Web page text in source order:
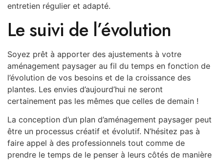
entretien régulier et adapté.
Le suivi de l’évolution
Soyez prêt à apporter des ajustements à votre
aménagement paysager au fil du temps en fonction de
l’évolution de vos besoins et de la croissance des
plantes. Les envies d’aujourd’hui ne seront
certainement pas les mêmes que celles de demain !
La conception d’un plan d’aménagement paysager peut
être un processus créatif et évolutif. N’hésitez pas à
faire appel à des professionnels tout comme de
prendre le temps de le penser à leurs côtés de manière